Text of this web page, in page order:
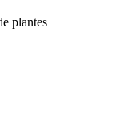
plantes